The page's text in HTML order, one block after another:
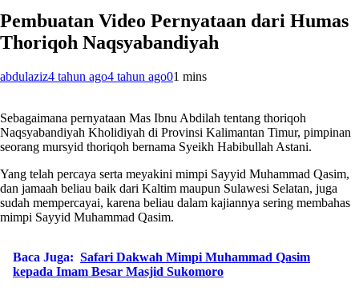
Pembuatan Video Pernyataan dari Humas
Thoriqoh Naqsyabandiyah
abdulaziz4 tahun ago4 tahun ago01 mins
Sebagaimana pernyataan Mas Ibnu Abdilah tentang thoriqoh
Naqsyabandiyah Kholidiyah di Provinsi Kalimantan Timur, pimpinan
seorang mursyid thoriqoh bernama Syeikh Habibullah Astani.
Yang telah percaya serta meyakini mimpi Sayyid Muhammad Qasim,
dan jamaah beliau baik dari Kaltim maupun Sulawesi Selatan, juga
sudah mempercayai, karena beliau dalam kajiannya sering membahas
mimpi Sayyid Muhammad Qasim.
Baca Juga: Safari Dakwah Mimpi Muhammad Qasim
kepada Imam Besar Masjid Sukomoro